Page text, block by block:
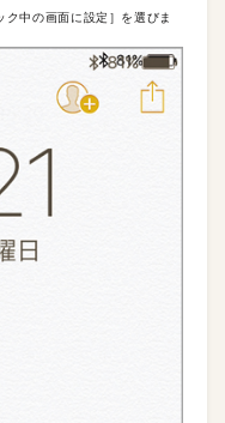
ク中の画面に設定］を選びま